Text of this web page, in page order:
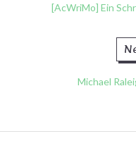
[AcWriMo] Ein
Michael